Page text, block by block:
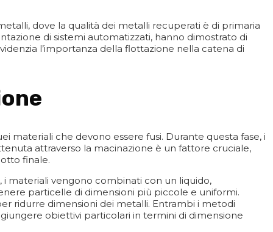
dove la qualità dei metalli recuperati è di primaria
di sistemi automatizzati, hanno dimostrato di
l’importanza della flottazione nella catena di
materiali che devono essere fusi. Durante questa fase, i
attraverso la macinazione è un fattore cruciale,
finale.
i materiali vengono combinati con un liquido,
particelle di dimensioni più piccole e uniformi.
ridurre dimensioni dei metalli. Entrambi i metodi
obiettivi particolari in termini di dimensione